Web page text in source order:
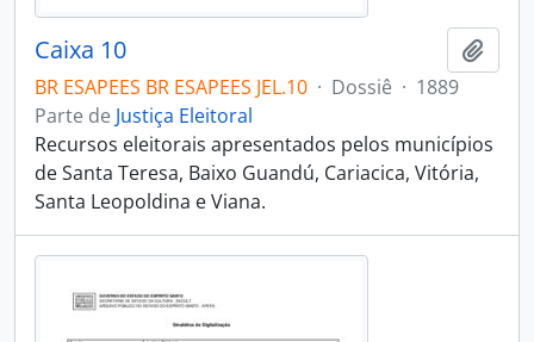
Caixa 10
BR ESAPEES BR ESAPEES JEL.10 · Dossiê · 1889
Parte de Justiça Eleitoral
Recursos eleitorais apresentados pelos municípios
de Santa Teresa, Baixo Guandú, Cariacica, Vitória,
Santa Leopoldina e Viana.